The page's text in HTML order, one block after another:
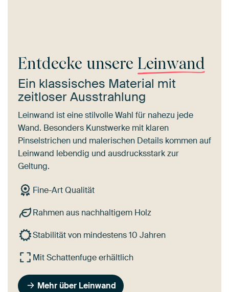
Entdecke unsere Leinwand
Ein klassisches Material mit
zeitloser Ausstrahlung
Leinwand ist eine stilvolle Wahl für nahezu jede
Wand. Besonders Kunstwerke mit klaren
Pinselstrichen und malerischen Details kommen auf
Leinwand lebendig und ausdrucksstark zur
Geltung.
Fine-Art Qualität
Rahmen aus nachhaltigem Holz
Stabilität von mindestens 10 Jahren
Mit Schattenfuge erhältlich
Mehr über Leinwand